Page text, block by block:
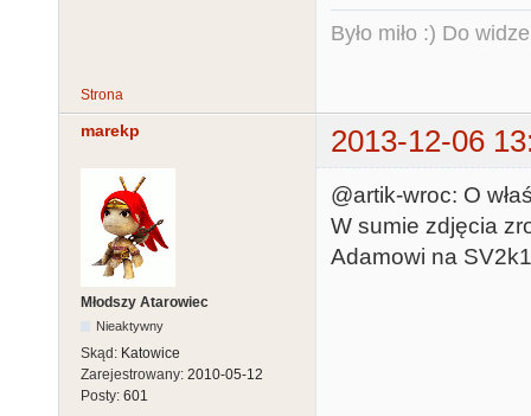
Było miło :) Do
Strona
marekp 2013-12-06
Młodszy Atarowiec
Nieaktywny
Skąd: Katowice
Zarejestrowany: 2010-05-12
Posty: 601
@artik-wroc: O
W sumie zdjęcia
Adamowi na